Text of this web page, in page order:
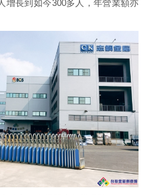
增長到如今300多人，年營業額亦